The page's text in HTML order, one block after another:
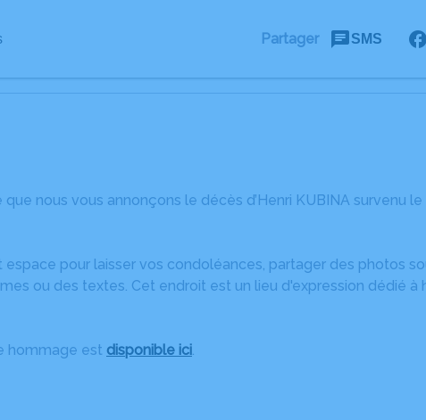
Partager SMS
que nous vous annonçons le décès d’Henri KUBINA survenu
espace pour laisser vos condoléances, partager des photos
ou des textes. Cet endroit est un lieu d'expression dédié à
hommage est disponible ici.